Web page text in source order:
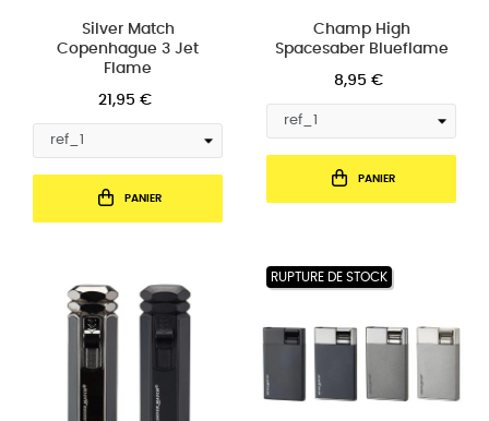
Silver Match
Copenhague 3 Jet
Flame
21,95 €
PANIER
Champ High
Spacesaber Blueflame
8,95 €
PANIER
RUPTURE DE STOCK